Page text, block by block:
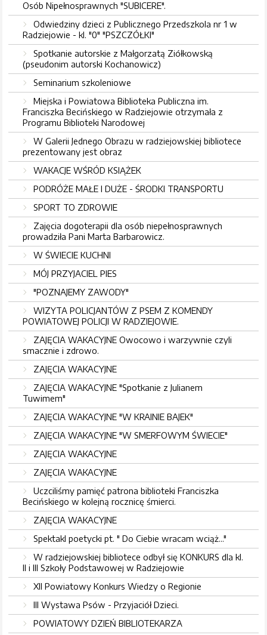
Osób Nipełnosprawnych "SUBICERE".
Odwiedziny dzieci z Publicznego Przedszkola nr 1 w
Radziejowie - kl. "0" "PSZCZÓŁKI"
Spotkanie autorskie z Małgorzatą Ziółkowską
(pseudonim autorski Kochanowicz)
Seminarium szkoleniowe
Miejska i Powiatowa Biblioteka Publiczna im.
Franciszka Becińskiego w Radziejowie otrzymała z
Programu Biblioteki Narodowej
W Galerii Jednego Obrazu w radziejowskiej bibliotece
prezentowany jest obraz
WAKACJE WŚRÓD KSIĄŻEK
PODRÓŻE MAŁE I DUŻE - ŚRODKI TRANSPORTU
SPORT TO ZDROWIE
Zajęcia dogoterapii dla osób niepełnosprawnych
prowadziła Pani Marta Barbarowicz.
W ŚWIECIE KUCHNI
MÓJ PRZYJACIEL PIES
"POZNAJEMY ZAWODY"
WIZYTA POLICJANTÓW Z PSEM Z KOMENDY
POWIATOWEJ POLICJI W RADZIEJOWIE.
ZAJĘCIA WAKACYJNE Owocowo i warzywnie czyli
smacznie i zdrowo.
ZAJĘCIA WAKACYJNE
ZAJĘCIA WAKACYJNE "Spotkanie z Julianem
Tuwimem"
ZAJĘCIA WAKACYJNE "W KRAINIE BAJEK"
ZAJĘCIA WAKACYJNE "W SMERFOWYM ŚWIECIE"
ZAJĘCIA WAKACYJNE
ZAJĘCIA WAKACYJNE
Uczciliśmy pamięć patrona biblioteki Franciszka
Becińskiego w kolejną rocznicę śmierci.
ZAJĘCIA WAKACYJNE
Spektakl poetycki pt. " Do Ciebie wracam wciąż..."
W radziejowskiej bibliotece odbył się KONKURS dla kl.
II i III Szkoły Podstawowej w Radziejowie
XII Powiatowy Konkurs Wiedzy o Regionie
III Wystawa Psów - Przyjaciół Dzieci.
POWIATOWY DZIEŃ BIBLIOTEKARZA